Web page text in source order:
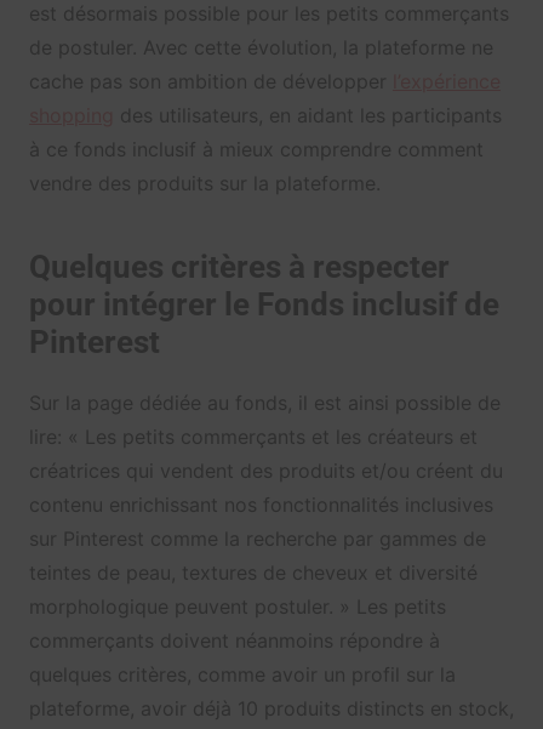
est désormais possible pour les petits commerçants
de postuler. Avec cette évolution, la plateforme ne
cache pas son ambition de développer
des utilisateurs, en aidant les participants
à ce fonds inclusif à mieux comprendre comment
vendre des produits sur la plateforme.
Quelques critères à respecter
pour intégrer le Fonds inclusif de
Pinterest
Sur la page dédiée au fonds, il est ainsi possible de
lire: « Les petits commerçants et les créateurs et
créatrices qui vendent des produits et/ou créent du
contenu enrichissant nos fonctionnalités inclusives
sur Pinterest comme la recherche par gammes de
teintes de peau, textures de cheveux et diversité
morphologique peuvent postuler. » Les petits
commerçants doivent néanmoins répondre à
quelques critères, comme avoir un profil sur la
plateforme, avoir déjà 10 produits distincts en stock,